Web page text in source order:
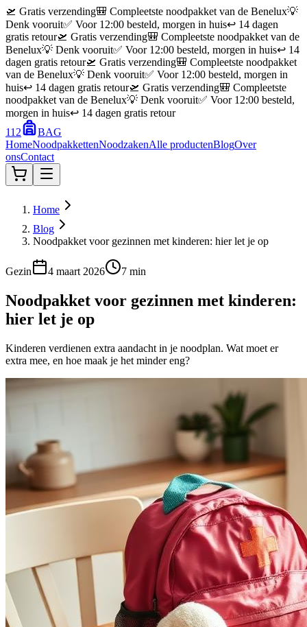
🛫 Gratis verzending🎒 Compleetste noodpakket van de Benelux💡
Denk vooruit✅ Voor 12:00 besteld, morgen in huis↩️ 14 dagen
gratis retour🛫 Gratis verzending🎒 Compleetste noodpakket van de
Benelux💡 Denk vooruit✅ Voor 12:00 besteld, morgen in huis↩️ 14
dagen gratis retour🛫 Gratis verzending🎒 Compleetste noodpakket
van de Benelux💡 Denk vooruit✅ Voor 12:00 besteld, morgen in
huis↩️ 14 dagen gratis retour🛫 Gratis verzending🎒 Compleetste
noodpakket van de Benelux💡 Denk vooruit✅ Voor 12:00 besteld,
morgen in huis↩️ 14 dagen gratis retour
112
BAG
HomeNoodpakkettenNoodzakenAlle productenBlogOver
onsContact
Home
Blog
Noodpakket voor gezinnen met kinderen: hier let je op
Gezin 4 maart 2026 7 min
Noodpakket voor gezinnen met kinderen:
hier let je op
Kinderen verdienen extra aandacht in je noodplan. Wat moet er
extra mee, en hoe maak je het minder eng?